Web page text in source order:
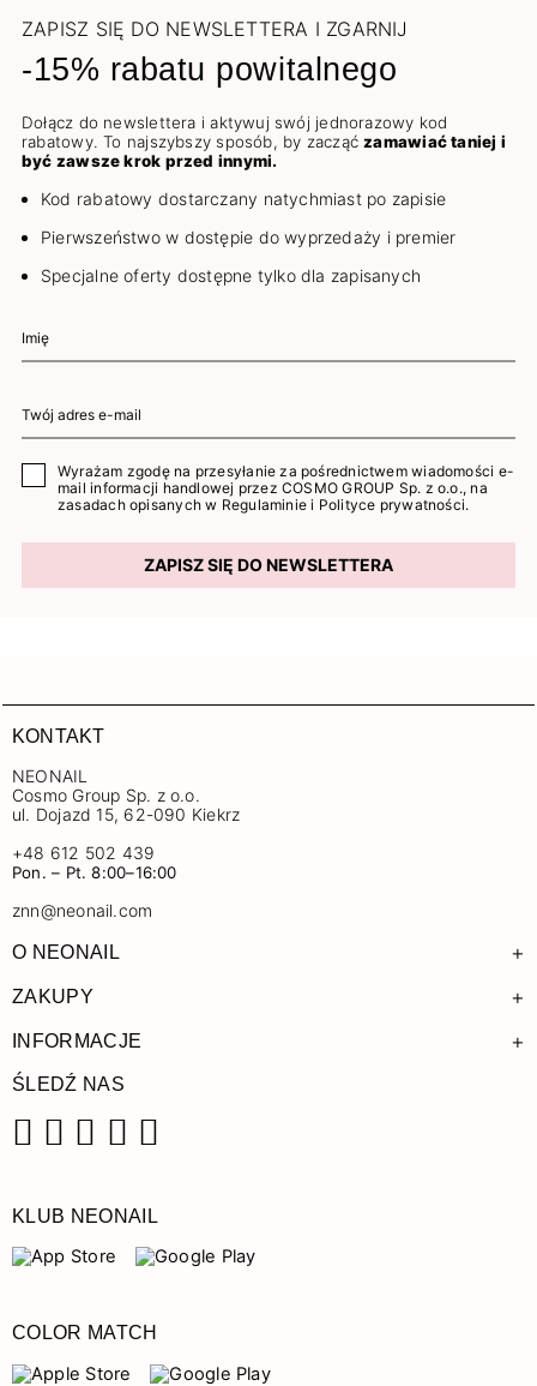
ZAPISZ SIĘ DO NEWSLETTERA I ZGARNIJ
-15% rabatu powitalnego
Dołącz do newslettera i aktywuj swój jednorazowy kod
rabatowy. To najszybszy sposób, by zacząćzamawiać taniej i
być zawsze krok przed innymi.
Kod rabatowy dostarczany natychmiast po zapisie
Pierwszeństwo w dostępie do wyprzedaży i premier
Specjalne oferty dostępne tylko dla zapisanych
Wyrażam zgodę na przesyłanie za pośrednictwem wiadomości e-
mail informacji handlowej przez COSMO GROUP Sp. z o.o., na
zasadach opisanych w Regulaminie i Polityce prywatności.
ZAPISZ SIĘ DO NEWSLETTERA
KONTAKT
NEONAIL
Cosmo Group Sp. z o.o.
ul. Dojazd 15, 62-090 Kiekrz
+48 612 502 439
Pon. – Pt. 8:00–16:00
znn@neonail.com
O NEONAIL +
ZAKUPY +
INFORMACJE +
ŚLEDŹ NAS
KLUB NEONAIL
COLOR MATCH